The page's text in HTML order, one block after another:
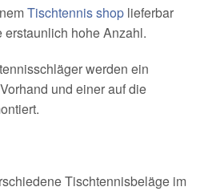
Tischtennis shop lieferbar
erstaunlich hohe Anzahl.
werden ein
und einer auf die
Tischtennisbeläge im